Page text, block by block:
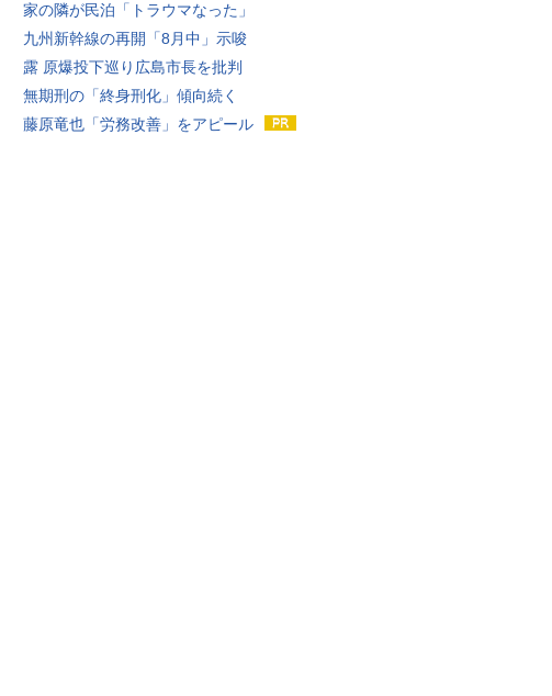
家の隣が民泊「トラウマなった」
九州新幹線の再開「8月中」示唆
露 原爆投下巡り広島市長を批判
無期刑の「終身刑化」傾向続く
藤原竜也「労務改善」をアピール